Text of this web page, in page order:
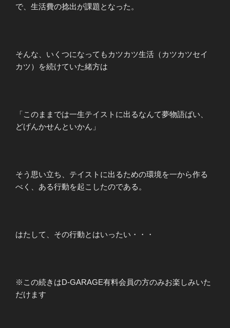
で、生活費の捻出が課題となった。
そんな、いくつになってもカツカツ生活（カツカツセイ
カツ）を続けていた緒方は
「このままでは一生テイストに出るなんて夢物語ばい、
どげんかせんといかん」
そう思い立ち、テイストに出るための環境を一から作る
べく、ある行動を起こしたのである。
はたして、その行動とはいったい・・・
※この続きはD-GARAGE有料会員の方のみお楽しみいた
だけます